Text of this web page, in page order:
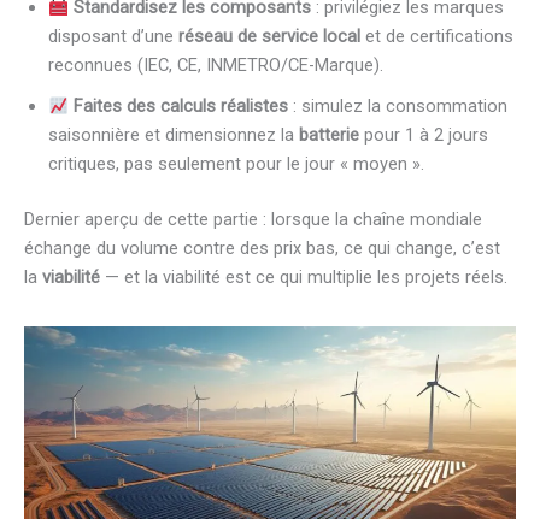
Standardisez les composants: privilégiez les marques
disposant d’une réseau de service local et de certifications
reconnues (IEC, CE, INMETRO/CE-Marque).
Faites des calculs réalistes: simulez la consommation
saisonnière et dimensionnez la batterie pour 1 à 2 jours
critiques, pas seulement pour le jour « moyen ».
Dernier aperçu de cette partie : lorsque la chaîne mondiale
échange du volume contre des prix bas, ce qui change, c’est
la viabilité — et la viabilité est ce qui multiplie les projets réels.